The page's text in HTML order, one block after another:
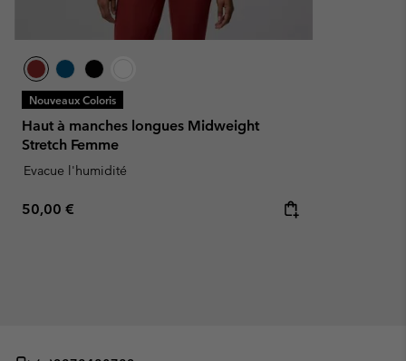
Nouveaux Coloris
Haut à manches longues Midweight
Stretch Femme
Evacue l'humidité
Regular price:
50,00 €